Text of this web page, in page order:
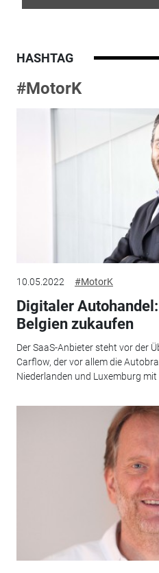
HASHTAG
#MotorK
10.05.2022 #MotorK
Digitaler
Belgien zukaufen
Der SaaS-Anbieter steht vor der
Carflow, der vor allem die
Niederlanden und Luxemburg mit